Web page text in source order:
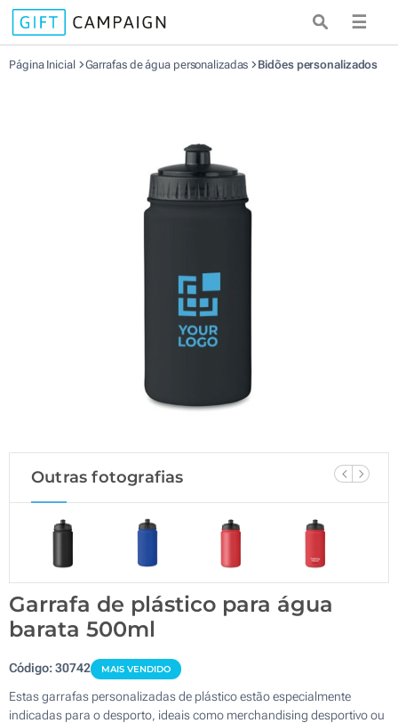
☰
Página Inicial Garrafas de água personalizadas Bidões personalizados
Outras fotografias
Garrafa de plástico para água
barata 500ml
Código:30742 MAIS VENDIDO
Estas garrafas personalizadas de plástico estão especialmente
indicadas para o desporto, ideais como merchandising desportivo ou